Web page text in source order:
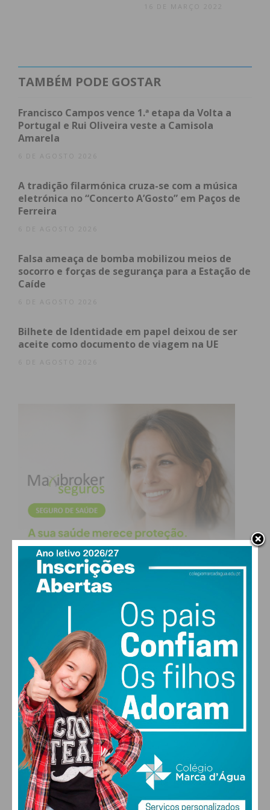
Subscreva a newsletter do
Imediato
Assine nossa newsletter por e-mail e
obtenha de forma regular a informação
Eu li e concordo com os
termos e
condições
16 DE MARÇO 2022
TAMBÉM PODE GOSTAR
Francisco Campos vence 1.ª etapa da Volta a
Portugal e Rui Oliveira veste a Camisola
Amarela
6 DE AGOSTO 2026
A tradição filarmónica cruza-se com a música
eletrónica no “Concerto A’Gosto” em Paços de
Ferreira
6 DE AGOSTO 2026
Falsa ameaça de bomba mobilizou meios de
socorro e forças de segurança para a Estação de
Caíde
6 DE AGOSTO 2026
Bilhete de Identidade em papel deixou de ser
aceite como documento de viagem na UE
6 DE AGOSTO 2026